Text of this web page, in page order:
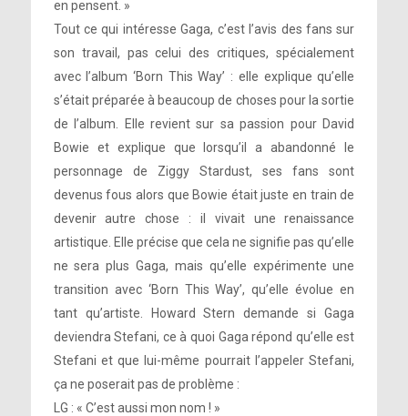
en pensent. »
Tout ce qui intéresse Gaga, c’est l’avis des fans sur
son travail, pas celui des critiques, spécialement
avec l’album ‘Born This Way’ : elle explique qu’elle
s’était préparée à beaucoup de choses pour la sortie
de l’album. Elle revient sur sa passion pour David
Bowie et explique que lorsqu’il a abandonné le
personnage de Ziggy Stardust, ses fans sont
devenus fous alors que Bowie était juste en train de
devenir autre chose : il vivait une renaissance
artistique. Elle précise que cela ne signifie pas qu’elle
ne sera plus Gaga, mais qu’elle expérimente une
transition avec ‘Born This Way’, qu’elle évolue en
tant qu’artiste. Howard Stern demande si Gaga
deviendra Stefani, ce à quoi Gaga répond qu’elle est
Stefani et que lui-même pourrait l’appeler Stefani,
ça ne poserait pas de problème :
LG : « C’est aussi mon nom ! »